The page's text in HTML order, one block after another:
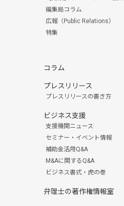
編集局コラム
広報（Public Relations）
特集
コラム
プレスリリース
プレスリリースの書き方
ビジネス支援
支援機関ニュース
セミナー・イベント情報
補助金活用Q&A
M&Aに関するQ&A
ビジネス書式・虎の巻
弁理士の著作権情報室